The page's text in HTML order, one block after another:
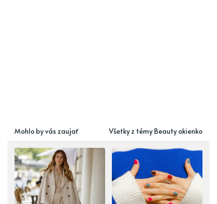
Mohlo by vás zaujať Všetky z témy Beauty okienko